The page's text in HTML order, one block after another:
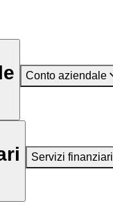
Conto aziendale
Servizi finanziari